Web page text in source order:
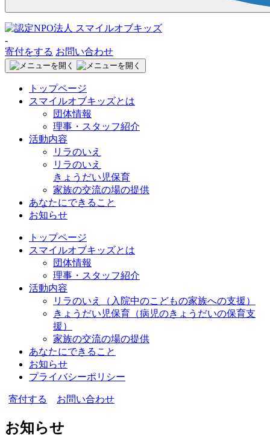
-
寄付をする お問い合わせ
トップページ
スマイルオブキッズとは
団体情報
理事・スタッフ紹介
活動内容
リラのいえ
リラのいえ
きょうだい児保育
家族の交流の場の提供
あなたにできること
お知らせ
トップページ
スマイルオブキッズとは
団体情報
理事・スタッフ紹介
活動内容
リラのいえ
（入院中のこどもの家族への支援）
きょうだい児保育 （病児のきょうだいの保育支
援）
家族の交流の場の提供
あなたにできること
お知らせ
プライバシーポリシー
寄付する お問い合わせ
お知らせ